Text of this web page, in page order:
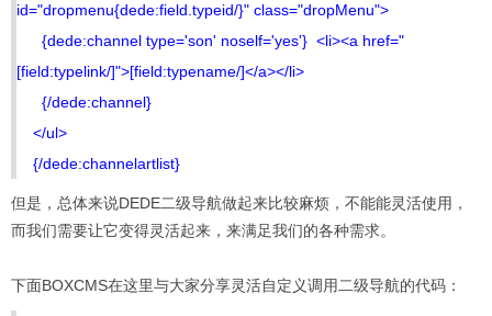
id="dropmenu{dede:field.typeid/}" class="dropMenu">
{dede:channel type='son' noself='yes'} <li><a href="
[field:typelink/]">[field:typename/]</a></li>
{/dede:channel}
</ul>
{/dede:channelartlist}
但是，总体来说DEDE二级导航做起来比较麻烦，不能能灵活使用，
而我们需要让它变得灵活起来，来满足我们的各种需求。
下面BOXCMS在这里与大家分享灵活自定义调用二级导航的代码：